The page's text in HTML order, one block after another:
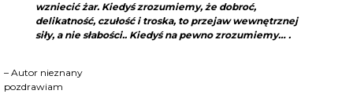
wzniecić żar. Kiedyś zrozumiemy, że dobroć,
delikatność, czułość i troska, to przejaw wewnętrznej
siły, a nie słabości.. Kiedyś na pewno zrozumiemy… .
– Autor nieznany
pozdrawiam